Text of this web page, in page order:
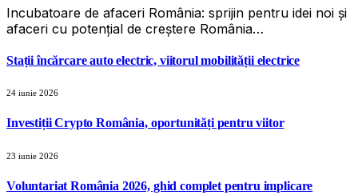
Incubatoare de afaceri România: sprijin pentru idei noi și
afaceri cu potențial de creștere România…
Stații încărcare auto electric, viitorul mobilității electrice
24 iunie 2026
Investiții Crypto România, oportunități pentru viitor
23 iunie 2026
Voluntariat România 2026, ghid complet pentru implicare